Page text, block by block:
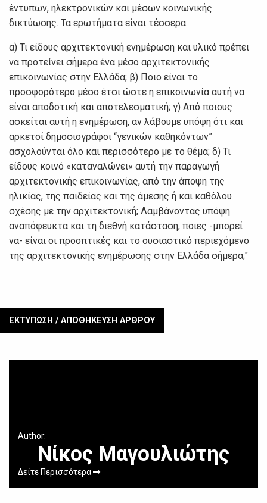
έντυπων, ηλεκτρονικών και μέσων κοινωνικής
δικτύωσης. Τα ερωτήματα είναι τέσσερα:
α) Τι είδους αρχιτεκτονική ενημέρωση και υλικό πρέπει
να προτείνει σήμερα ένα μέσο αρχιτεκτονικής
επικοινωνίας στην Ελλάδα; β) Ποιο είναι το
προσφορότερο μέσο έτσι ώστε η επικοινωνία αυτή να
είναι αποδοτική και αποτελεσματική; γ) Από ποιους
ασκείται αυτή η ενημέρωση, αν λάβουμε υπόψη ότι και
αρκετοί δημοσιογράφοι “γενικών καθηκόντων”
ασχολούνται όλο και περισσότερο με το θέμα; δ) Τι
είδους κοινό «καταναλώνει» αυτή την παραγωγή
αρχιτεκτονικής επικοινωνίας, από την άποψη της
ηλικίας, της παιδείας και της άμεσης ή και καθόλου
σχέσης με την αρχιτεκτονική; Λαμβάνοντας υπόψη
αναπόφευκτα και τη διεθνή κατάσταση, ποιες -μπορεί
να- είναι οι προοπτικές και το ουσιαστικό περιεχόμενο
της αρχιτεκτονικής ενημέρωσης στην Ελλάδα σήμερα;"
ΕΚΤΥΠΩΣΗ / ΑΠΟΘΗΚΕΥΣΗ ΑΡΘΡΟΥ
Author:
Νίκος Μαγουλιώτης
Δείτε Περισσότερα